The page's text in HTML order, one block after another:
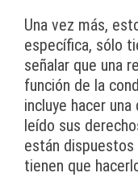
Una vez más,
específica, sólo
señalar que una
función de la
incluye hacer
leído sus
están dispuestos
tienen que